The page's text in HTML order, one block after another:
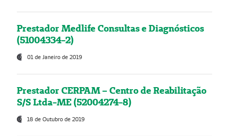
Prestador Medlife Consultas e Diagnósticos
(51004334-2)
01 de Janeiro de 2019
Prestador CERPAM – Centro de Reabilitação
S/S Ltda-ME (52004274-8)
18 de Outubro de 2019